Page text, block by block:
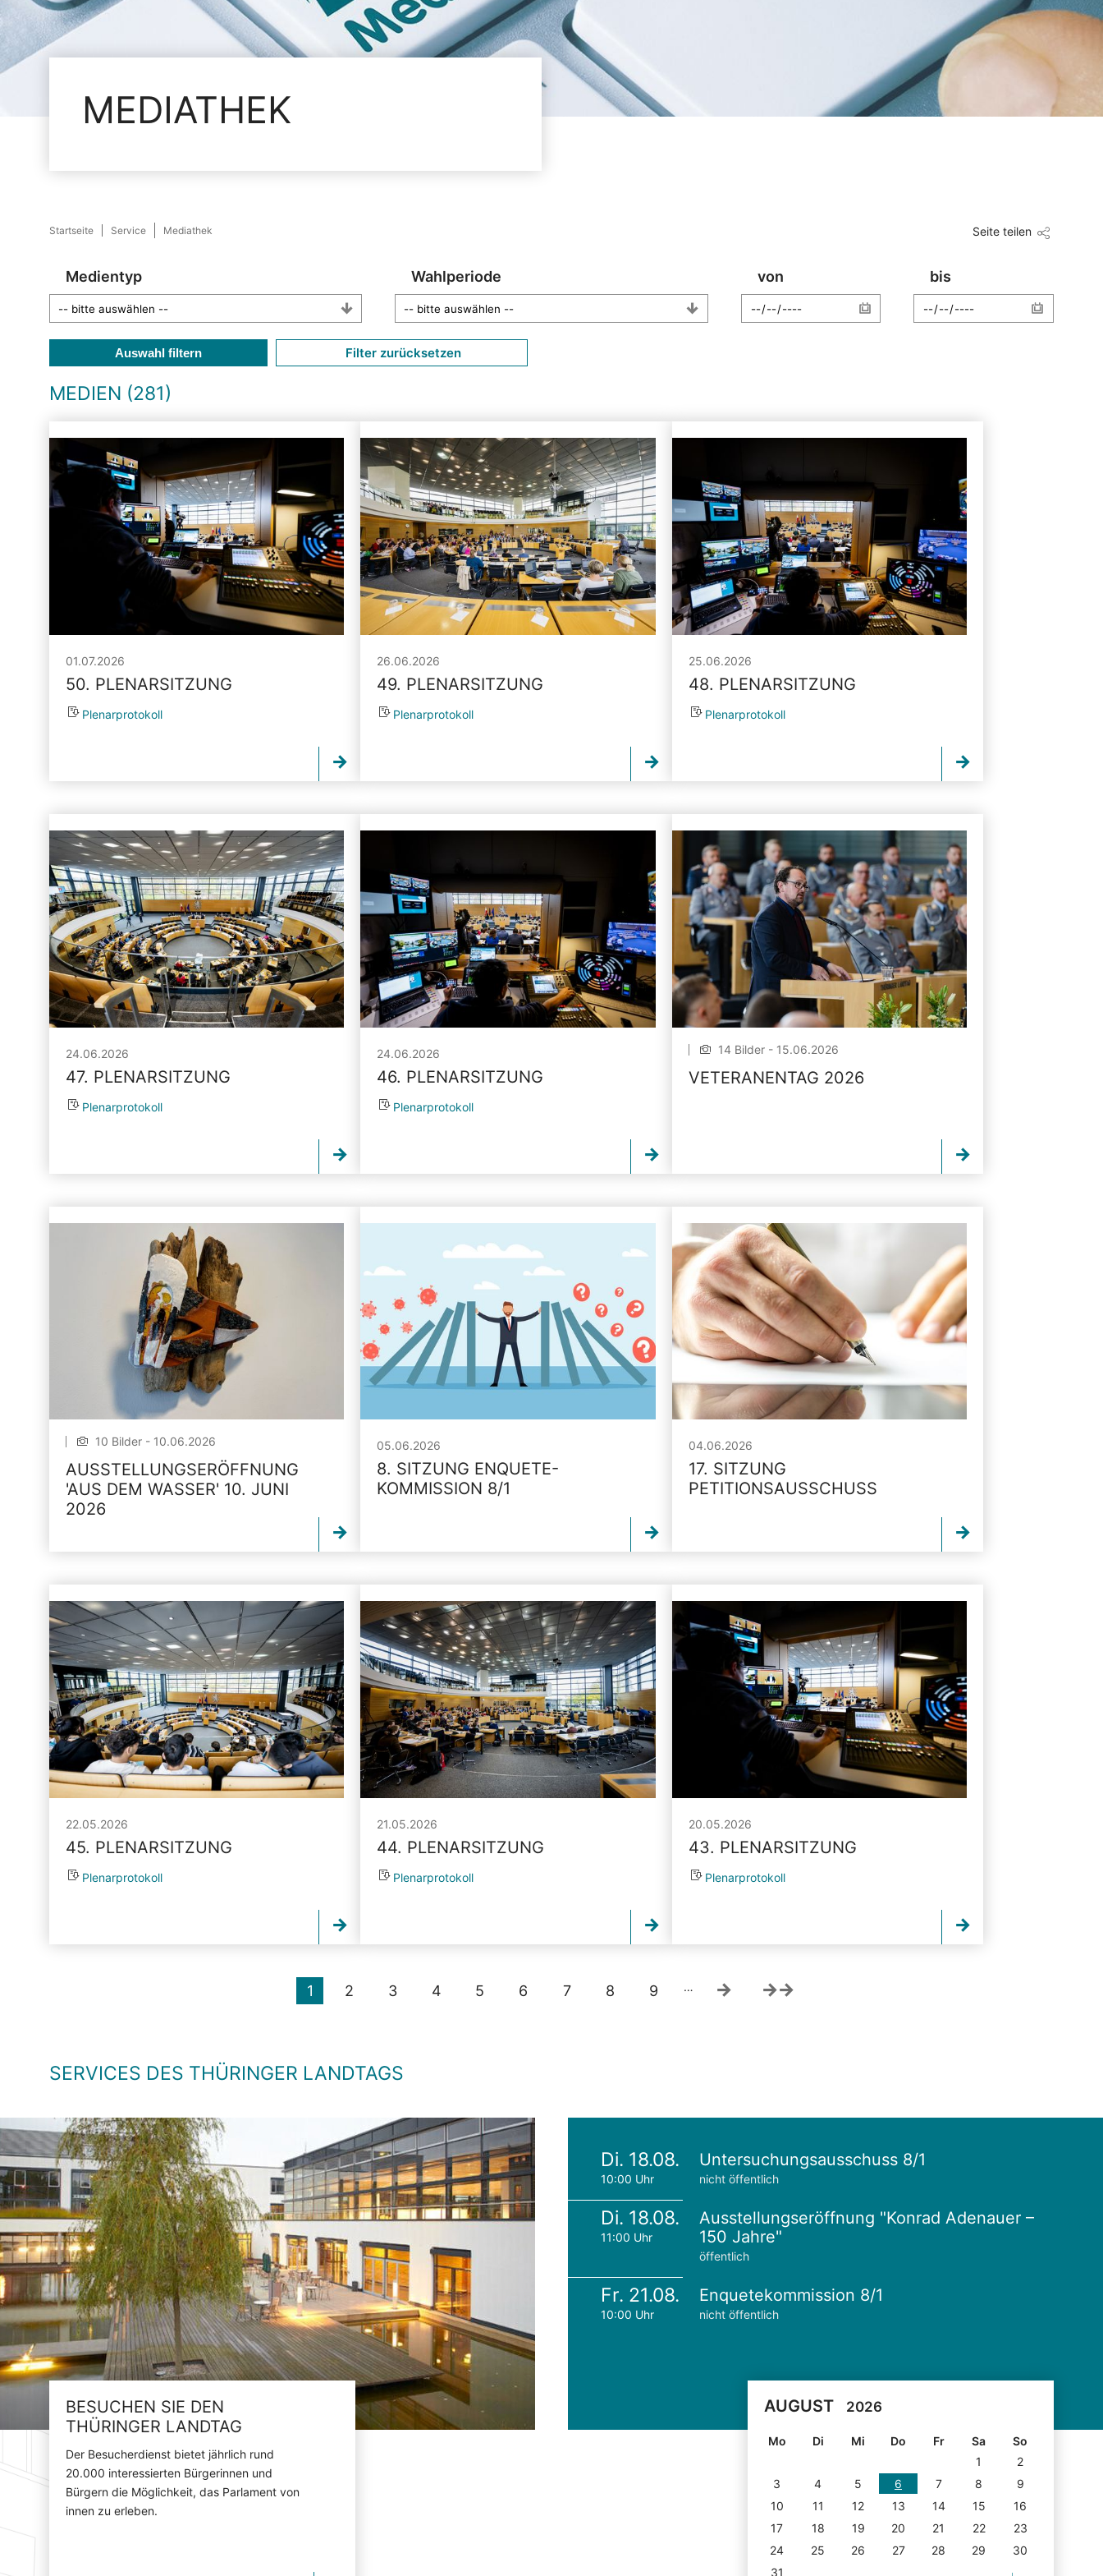
MEDIATHEK
Startseite Service Mediathek Seite teilen
Medientyp Wahlperiode von bis
Auswahl filtern Filter zurücksetzen
MEDIEN (281)
01.07.2026
50. PLENARSITZUNG
Plenarprotokoll
26.06.2026
49. PLENARSITZUNG
Plenarprotokoll
25.06.2026
48. PLENARSITZUNG
Plenarprotokoll
24.06.2026
47. PLENARSITZUNG
Plenarprotokoll
24.06.2026
46. PLENARSITZUNG
Plenarprotokoll
14 Bilder - 15.06.2026
VETERANENTAG 2026
10 Bilder - 10.06.2026
AUSSTELLUNGSERÖFFNUNG
'AUS DEM WASSER' 10. JUNI
2026
05.06.2026
8. SITZUNG ENQUETE-
KOMMISSION 8/1
04.06.2026
17. SITZUNG
PETITIONSAUSSCHUSS
22.05.2026
45. PLENARSITZUNG
Plenarprotokoll
21.05.2026
44. PLENARSITZUNG
Plenarprotokoll
20.05.2026
43. PLENARSITZUNG
Plenarprotokoll
1 2 3 4 5 6 7 8 9 …
SERVICES DES THÜRINGER LANDTAGS
BESUCHEN SIE DEN
THÜRINGER LANDTAG
Der Besucherdienst bietet jährlich rund
20.000 interessierten Bürgerinnen und
Bürgern die Möglichkeit, das Parlament von
innen zu erleben.
Di. 18.08.
10:00 Uhr
Untersuchungsausschuss 8/1
nicht öffentlich
Di. 18.08.
11:00 Uhr
Ausstellungseröffnung "Konrad Adenauer –
150 Jahre"
öffentlich
Fr. 21.08.
10:00 Uhr
Enquetekommission 8/1
nicht öffentlich
AUGUST 2026
Mo Di Mi Do Fr Sa
So
1
2
3
4 5 6 7 8
9
10
11 12 13 14 15
16
17
18 19 20 21 22
23
24
25 26 27 28 29
30
31